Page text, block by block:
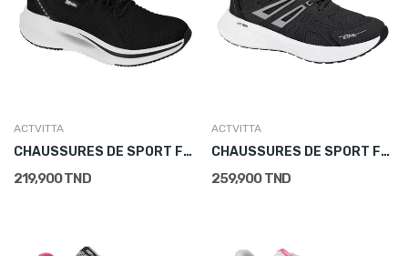
ACTVITTA
CHAUSSURES DE SPORT FEMME NOIR
219,900 TND
ACTVITTA
CHAUSSURES DE SPORT FEMME NOIR
259,900 TND